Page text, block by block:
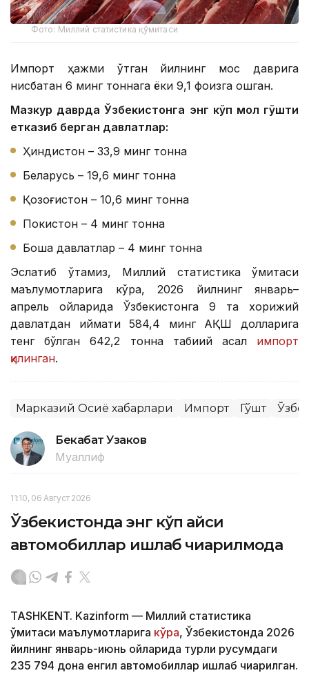
Фото: Миллий статистика қўмитаси
Импорт ҳажми ўтган йилнинг мос даврига
нисбатан 6 минг тоннага ёки 9,1 фоизга ошган.
Мазкур даврда Ўзбекистонга энг кўп мол гўшти
етказиб берган давлатлар:
Ҳиндистон – 33,9 минг тонна
Беларусь – 19,6 минг тонна
Қозоғистон – 10,6 минг тонна
Покистон – 4 минг тонна
Бошқа давлатлар – 4 минг тонна
Эслатиб ўтамиз, Миллий статистика қўмитаси
маълумотларига кўра, 2026 йилнинг январь–
апрель ойларида Ўзбекистонга 9 та хорижий
давлатдан қиймати 584,4 минг АҚШ долларига
тенг бўлган 642,2 тонна табиий асал импорт
қилинган.
Марказий Осиё хабарлари Импорт Гўшт
Бекабат Узаков
Муаллиф
11:10, 06 Август 2026
Ўзбекистонда энг кўп қайси
автомобиллар ишлаб чиқарилмоқда
TASHKENT. Kazinform — Миллий статистика
қўмитаси маълумотларига кўра, Ўзбекистонда 2026
йилнинг январь-июнь ойларида турли русумдаги
235 794 дона енгил автомобиллар ишлаб чиқарилган.